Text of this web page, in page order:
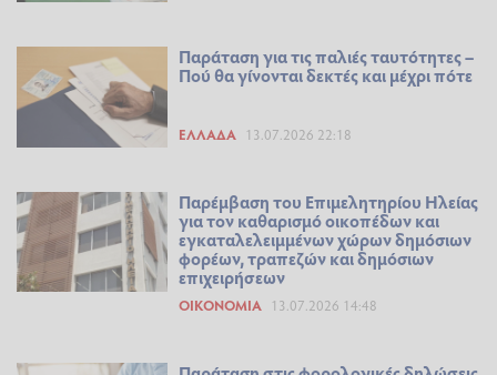
Παράταση για τις παλιές ταυτότητες –
Πού θα γίνονται δεκτές και μέχρι πότε
ΕΛΛΆΔΑ 13.07.2026 22:18
Παρέμβαση του Επιμελητηρίου Ηλείας
για τον καθαρισμό οικοπέδων και
εγκαταλελειμμένων χώρων δημόσιων
φορέων, τραπεζών και δημόσιων
επιχειρήσεων
ΟΙΚΟΝΟΜΊΑ 13.07.2026 14:48